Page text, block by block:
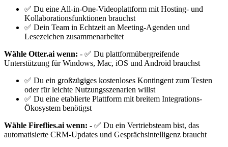
✅ Du eine All-in-One-Videoplattform mit Hosting- und
Kollaborationsfunktionen brauchst
✅ Dein Team in Echtzeit an Meeting-Agenden und
Lesezeichen zusammenarbeitet
Wähle Otter.ai wenn: - ✅ Du plattformübergreifende
Unterstützung für Windows, Mac, iOS und Android brauchst
✅ Du ein großzügiges kostenloses Kontingent zum Testen
oder für leichte Nutzungsszenarien willst
✅ Du eine etablierte Plattform mit breitem Integrations-
Ökosystem benötigst
Wähle Fireflies.ai wenn: - ✅ Du ein Vertriebsteam bist, das
automatisierte CRM-Updates und Gesprächsintelligenz braucht